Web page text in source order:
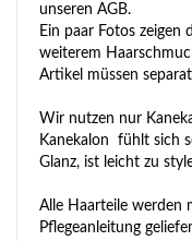
unseren AGB.
Ein paar Fotos
weiterem
Artikel müssen
Wir nutzen nur
Kanekalon fühlt sich
Glanz, ist leicht zu
Alle Haarteile werden
Pflegeanleitung